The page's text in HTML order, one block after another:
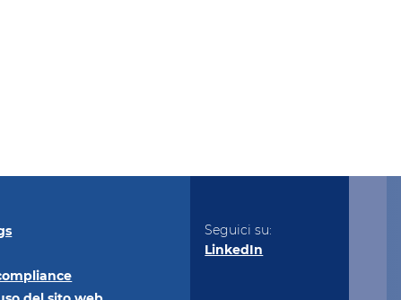
Seguici su:
LinkedIn